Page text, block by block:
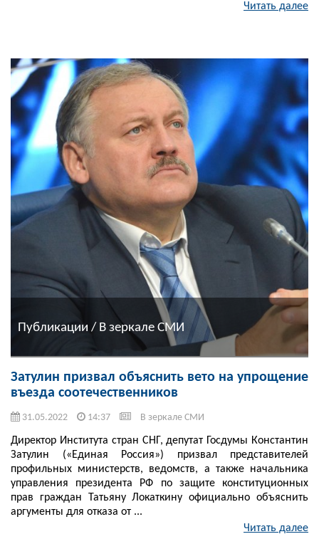
Читать далее
Публикации / В зеркале СМИ
Затулин призвал объяснить вето на упрощение
въезда соотечественников
31.05.2022 14:37 В зеркале СМИ
Директор Института стран СНГ, депутат Госдумы Константин
Затулин («Единая Россия») призвал представителей
профильных министерств, ведомств, а также начальника
управления президента РФ по защите конституционных
прав граждан Татьяну Локаткину официально объяснить
аргументы для отказа от ...
Читать далее